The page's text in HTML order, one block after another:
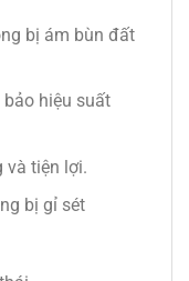
bị ám bùn đất
hiệu suất
và tiện lợi.
bị gỉ sét